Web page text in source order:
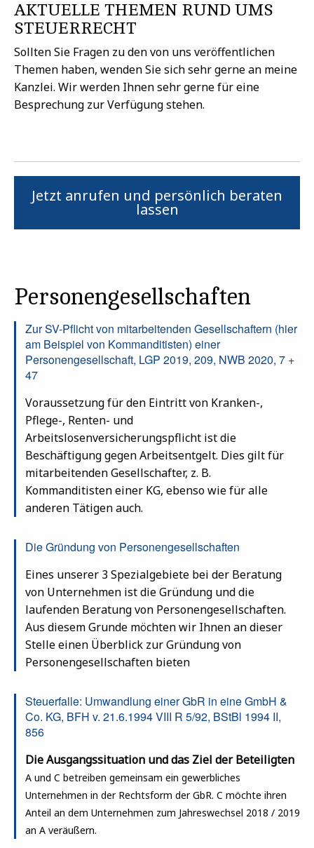
AKTUELLE THEMEN RUND UMS
STEUERRECHT
Sollten Sie Fragen zu den von uns veröffentlichen
Themen haben, wenden Sie sich sehr gerne an meine
Kanzlei. Wir werden Ihnen sehr gerne für eine
Besprechung zur Verfügung stehen.
Jetzt anrufen und persönlich beraten
lassen
Personengesellschaften
Zur SV-Pflicht von mitarbeitenden Gesellschaftern (hier
am Beispiel von Kommanditisten) einer
Personengesellschaft, LGP 2019, 209, NWB 2020, 7 +
47
Voraussetzung für den Eintritt von Kranken-,
Pflege-, Renten- und
Arbeitslosenversicherungspflicht ist die
Beschäftigung gegen Arbeitsentgelt. Dies gilt für
mitarbeitenden Gesellschafter, z. B.
Kommanditisten einer KG, ebenso wie für alle
anderen Tätigen auch.
Die Gründung von Personengesellschaften
Eines unserer 3 Spezialgebiete bei der Beratung
von Unternehmen ist die Gründung und die
laufenden Beratung von Personengesellschaften.
Aus diesem Grunde möchten wir Ihnen an dieser
Stelle einen Überblick zur Gründung von
Personengesellschaften bieten
Steuerfalle: Umwandlung einer GbR in eine GmbH &
Co. KG, BFH v. 21.6.1994 VIII R 5/92, BStBl 1994 II,
856
Die Ausgangssituation und das Ziel der Beteiligten
A und C betreiben gemeinsam ein gewerbliches
Unternehmen in der Rechtsform der GbR. C möchte ihren
Anteil an dem Unternehmen zum Jahreswechsel 2018 / 2019
an A veräußern.